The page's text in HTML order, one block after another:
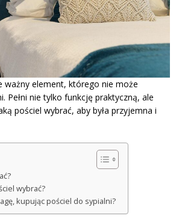
ważny element, którego nie może
Pełni nie tylko funkcję praktyczną, ale
pościel wybrać, aby była przyjemna i
wybrać?
kupując pościel do sypialni?